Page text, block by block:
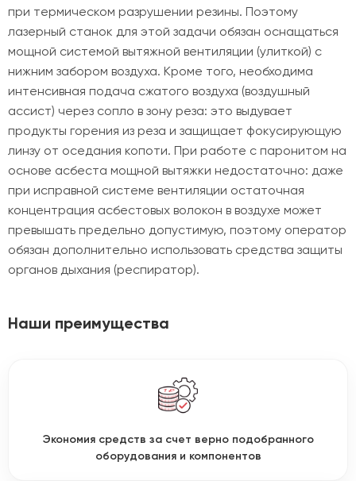
при термическом разрушении резины. Поэтому
лазерный станок для этой задачи обязан оснащаться
мощной системой вытяжной вентиляции (улиткой) с
нижним забором воздуха. Кроме того, необходима
интенсивная подача сжатого воздуха (воздушный
ассист) через сопло в зону реза: это выдувает
продукты горения из реза и защищает фокусирующую
линзу от оседания копоти. При работе с паронитом на
основе асбеста мощной вытяжки недостаточно: даже
при исправной системе вентиляции остаточная
концентрация асбестовых волокон в воздухе может
превышать предельно допустимую, поэтому оператор
обязан дополнительно использовать средства защиты
органов дыхания (респиратор).
Наши преимущества
Экономия средств за счет верно подобранного
оборудования и компонентов